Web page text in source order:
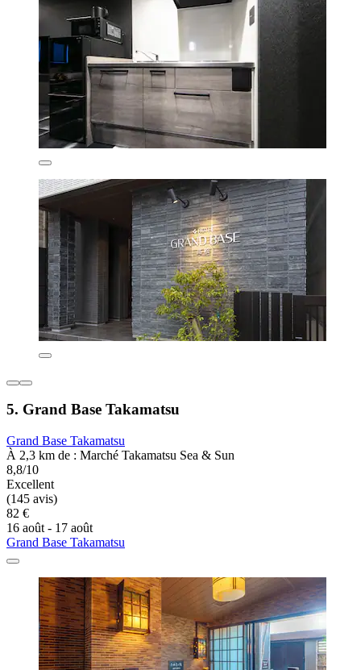
5. Grand Base Takamatsu
Grand Base Takamatsu
À 2,3 km de : Marché Takamatsu Sea & Sun
8,8/10
Excellent
(145 avis)
82 €
16 août - 17 août
Grand Base Takamatsu